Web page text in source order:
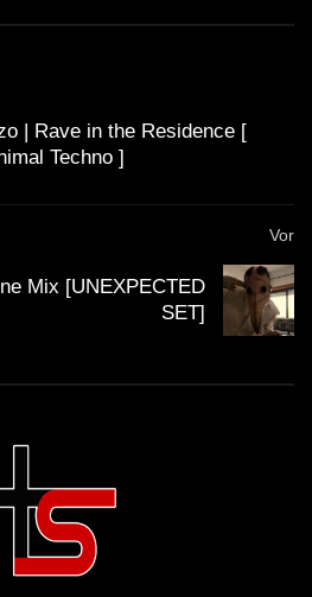
| Melodark Minimal
| Rave in the Residence [
Techno ]
Vor
Mix [UNEXPECTED
SET]